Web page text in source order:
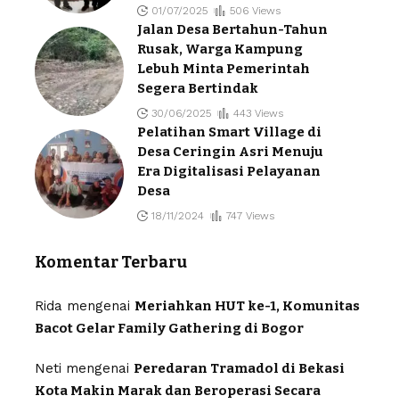
01/07/2025 506 Views
Jalan Desa Bertahun-Tahun
Rusak, Warga Kampung
Lebuh Minta Pemerintah
Segera Bertindak
30/06/2025 443 Views
Pelatihan Smart Village di
Desa Ceringin Asri Menuju
Era Digitalisasi Pelayanan
Desa
18/11/2024 747 Views
Komentar Terbaru
Rida mengenai Meriahkan HUT ke-1, Komunitas
Bacot Gelar Family Gathering di Bogor
Neti mengenai Peredaran Tramadol di Bekasi
Kota Makin Marak dan Beroperasi Secara